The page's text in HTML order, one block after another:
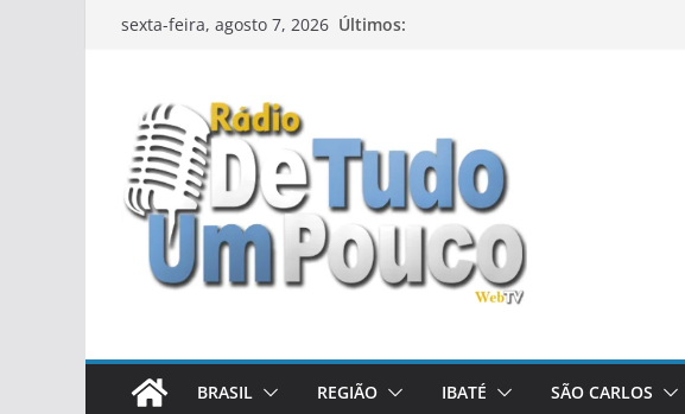
Pular
conteúdo
sexta-feira, agosto 7, 2026 Últimos:
BRASIL REGIÃO IBATÉ SÃO CARLOS